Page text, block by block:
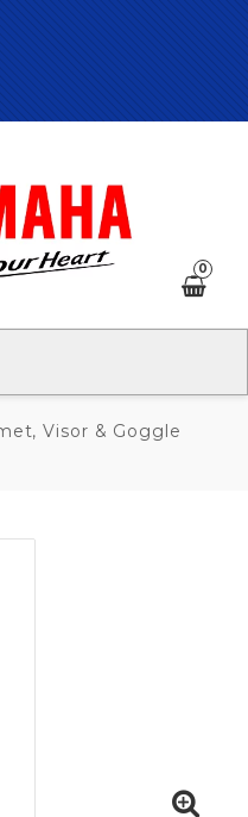
0
Visor & Goggle